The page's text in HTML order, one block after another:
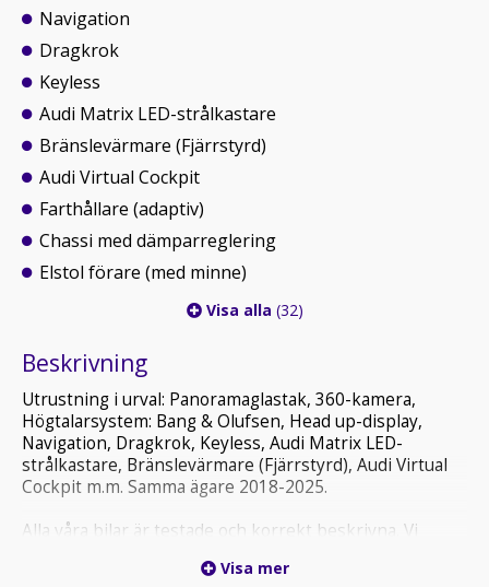
Navigation
Dragkrok
Keyless
Audi Matrix LED-strålkastare
Bränslevärmare (Fjärrstyrd)
Audi Virtual Cockpit
Farthållare (adaptiv)
Chassi med dämparreglering
Elstol förare (med minne)
Visa alla (32)
Beskrivning
Utrustning i urval: Panoramaglastak, 360-kamera,
Högtalarsystem: Bang & Olufsen, Head up-display,
Navigation, Dragkrok, Keyless, Audi Matrix LED-
strålkastare, Bränslevärmare (Fjärrstyrd), Audi Virtual
Cockpit m.m. Samma ägare 2018-2025.
Alla våra bilar är testade och korrekt beskrivna. Vi
till alla bilar! Vi byter gärna in din bil eller köper in den
Visa mer